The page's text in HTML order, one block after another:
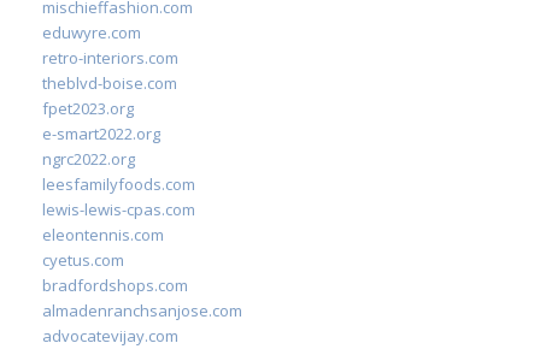
mischieffashion.com
eduwyre.com
retro-interiors.com
theblvd-boise.com
fpet2023.org
e-smart2022.org
ngrc2022.org
leesfamilyfoods.com
lewis-lewis-cpas.com
eleontennis.com
cyetus.com
bradfordshops.com
almadenranchsanjose.com
advocatevijay.com